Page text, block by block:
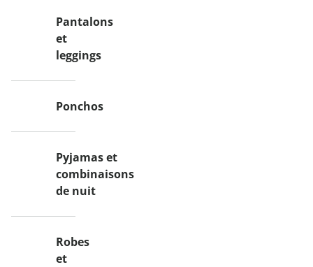
Pantalons
et
leggings
Ponchos
Pyjamas et
combinaisons
de nuit
Robes
et